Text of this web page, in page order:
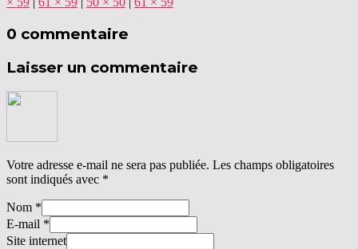
0 commentaire
Laisser un commentaire
Votre adresse e-mail ne sera pas publiée. Les champs obligatoires
sont indiqués avec *
Nom *
E-mail *
Site internet